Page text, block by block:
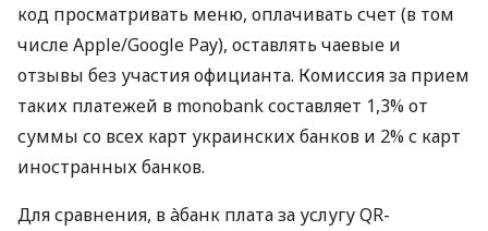
код просматривать меню, оплачивать счет (в том
числе Apple/Google Pay), оставлять чаевые и
отзывы без участия официанта. Комиссия за прием
таких платежей в monobank составляет 1,3% от
суммы со всех карт украинских банков и 2% с карт
иностранных банков.
Для сравнения, в àбанк плата за услугу QR-